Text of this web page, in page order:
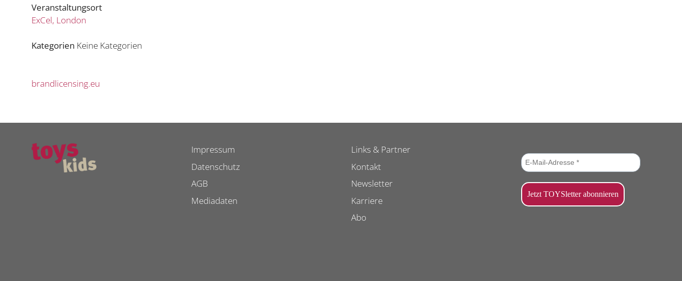
Veranstaltungsort
ExCel, London
Kategorien Keine Kategorien
brandlicensing.eu
Impressum
Datenschutz
AGB
Mediadaten
Links & Partner
Kontakt
Newsletter
Karriere
Abo